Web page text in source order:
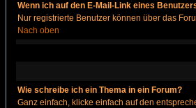
Wenn ich auf den E-Mail-Link eines
Nur registrierte Benutzer können über das
Nach oben
Wie schreibe ich ein Thema in ein Forum?
Ganz einfach, klicke einfach auf den